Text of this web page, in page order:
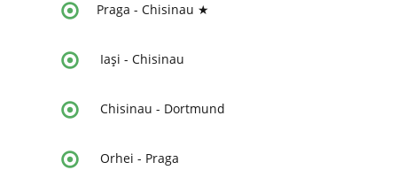
Praga - Chisinau ★
Iași - Chisinau
Chisinau - Dortmund
Orhei - Praga